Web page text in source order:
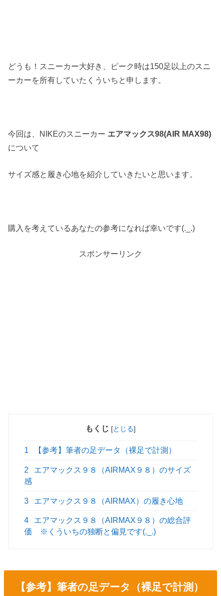
どうも！スニーカー大好き、ピーク時は150足以上のスニ
ーカーを所有していたくういちと申します。
今回は、NIKEのスニーカー エアマックス98(AIR MAX98)
について
サイズ感と履き心地を紹介していきたいと思います。
購入を考えているあなたの参考になれば幸いです(._.)
スポンサーリンク
もくじ [とじる]
1 【参考】筆者の足データ（裸足で計測）
2
エアマックス９８（AIRMAX９８）のサイズ
感
3 エアマックス９８（AIRMAX）の履き心地
4
エアマックス９８（AIRMAX９８）の総合評
価 ※くういちの独断と偏見です(._.)
【参考】筆者の足データ（裸足で計測）